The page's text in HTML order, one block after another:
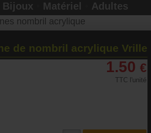
Bijoux Matériel Adultes
nombril acrylique
de nombril acrylique Vrille
1.50 €
TTC l'unité